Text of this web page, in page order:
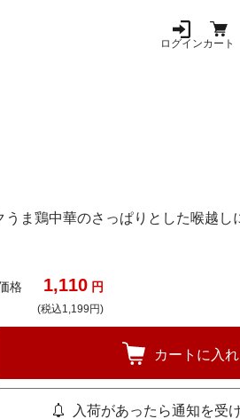
ログインカート
ま鶏中華のさっぱりとした喉越し
格 1,110 円
(税込1,199円)
カートに入
入荷があったら通知を受